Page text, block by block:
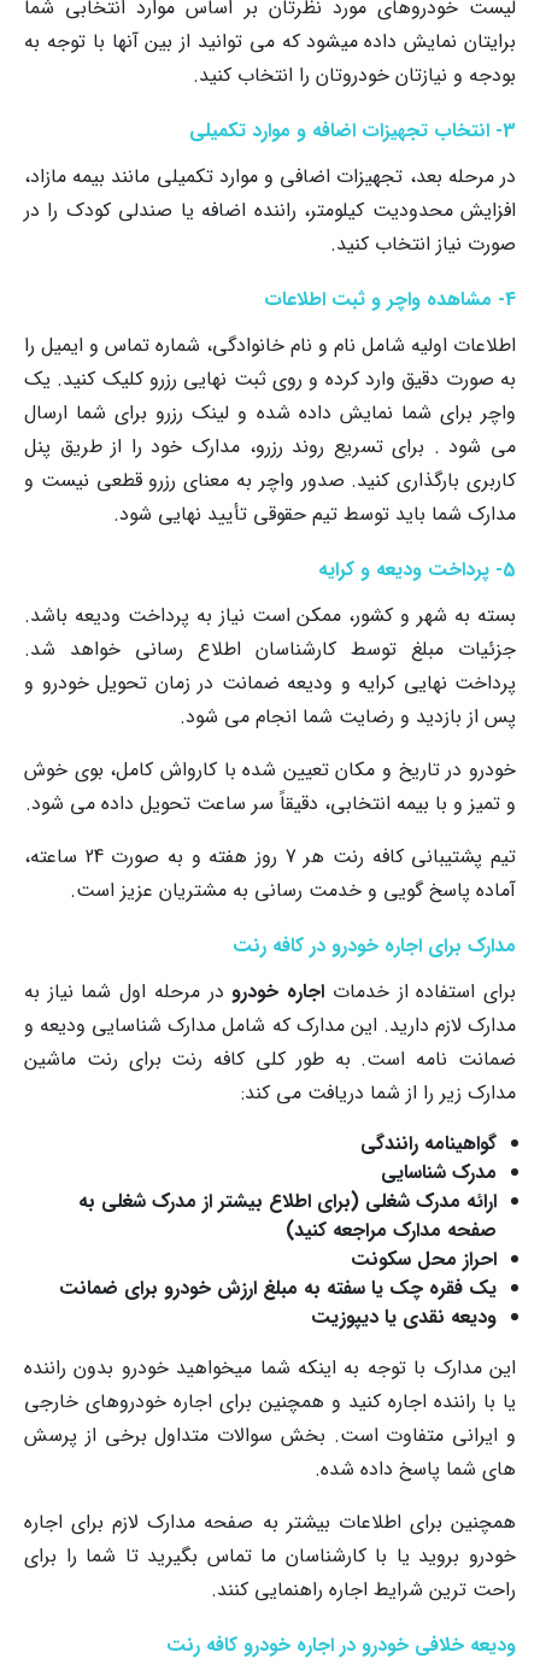
لیست خودروهای مورد نظرتان بر اساس موارد انتخابی شما
برایتان نمایش داده میشود که می توانید از بین آنها با توجه به
بودجه و نیازتان خودروتان را انتخاب کنید.
3- انتخاب تجهیزات اضافه و موارد تکمیلی
در مرحله بعد، تجهیزات اضافی و موارد تکمیلی مانند بیمه مازاد،
افزایش محدودیت کیلومتر، راننده اضافه یا صندلی کودک را در
صورت نیاز انتخاب کنید.
4- مشاهده واچر و ثبت اطلاعات
اطلاعات اولیه شامل نام و نام خانوادگی، شماره تماس و ایمیل را
به صورت دقیق وارد کرده و روی ثبت نهایی رزرو کلیک کنید. یک
واچر برای شما نمایش داده شده و لینک رزرو برای شما ارسال
می شود . برای تسریع روند رزرو، مدارک خود را از طریق پنل
کاربری بارگذاری کنید. صدور واچر به معنای رزرو قطعی نیست و
مدارک شما باید توسط تیم حقوقی تأیید نهایی شود.
5- پرداخت ودیعه و کرایه
بسته به شهر و کشور، ممکن است نیاز به پرداخت ودیعه باشد.
جزئیات مبلغ توسط کارشناسان اطلاع رسانی خواهد شد.
پرداخت نهایی کرایه و ودیعه ضمانت در زمان تحویل خودرو و
پس از بازدید و رضایت شما انجام می شود.
خودرو در تاریخ و مکان تعیین شده با کارواش کامل، بوی خوش
و تمیز و با بیمه انتخابی، دقیقاً سر ساعت تحویل داده می شود.
تیم پشتیبانی کافه رنت هر 7 روز هفته و به صورت 24 ساعته،
آماده پاسخ گویی و خدمت رسانی به مشتریان عزیز است.
مدارک برای اجاره خودرو در کافه رنت
برای استفاده از خدمات اجاره خودرودر مرحله اول شما نیاز به
مدارک لازم دارید. این مدارک که شامل مدارک شناسایی ودیعه و
ضمانت نامه است. به طور کلی کافه رنت برای رنت ماشین
مدارک زیر را از شما دریافت می کند:
گواهینامه رانندگی
مدرک شناسایی
ارائه مدرک شغلی (برای اطلاع بیشتر از مدرک شغلی به
صفحه مدارک مراجعه کنید)
احراز محل سکونت
یک فقره چک یا سفته به مبلغ ارزش خودرو برای ضمانت
ودیعه نقدی یا دیپوزیت
این مدارک با توجه به اینکه شما میخواهید خودرو بدون راننده
یا با راننده اجاره کنید و همچنین برای اجاره خودروهای خارجی
و ایرانی متفاوت است. بخش سوالات متداول برخی از پرسش
های شما پاسخ داده شده.
همچنین برای اطلاعات بیشتر به صفحه مدارک لازم برای اجاره
خودرو بروید یا با کارشناسان ما تماس بگیرید تا شما را برای
راحت ترین شرایط اجاره راهنمایی کنند.
ودیعه خلافی خودرو در اجاره خودرو کافه رنت